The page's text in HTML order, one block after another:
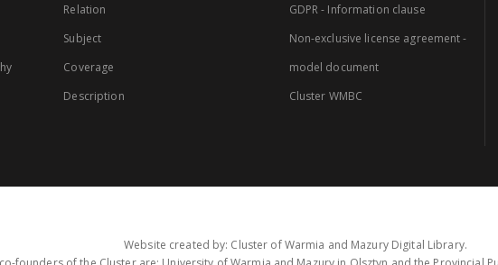
Relation
Subject
Coverage
Description
GDPR - Information clause
Non-exclusive license agreement -
model document
Cluster WMBC
Website created by: Cluster of Warmia and Mazury Digital Library.